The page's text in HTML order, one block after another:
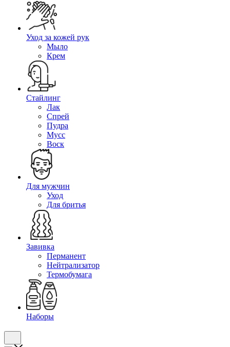
Уход за кожей рук
Мыло
Крем
Стайлинг
Лак
Спрей
Пудра
Мусс
Воск
Для мужчин
Уход
Для бритья
Завивка
Перманент
Нейтрализатор
Термобумага
Наборы